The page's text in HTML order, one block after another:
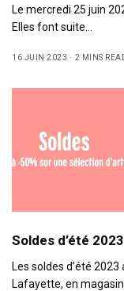
Le mercredi 25 juin
Elles font suite…
16 JUIN 2023 2 MINS
Soldes d’été
Les soldes d’été
Lafayette, en magasin